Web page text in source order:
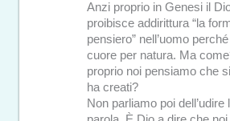
Anzi proprio in Genesi il
proibisce addirittura “la
pensiero” nell’uomo
cuore per natura. Ma
proprio noi pensiamo che
ha creati?
Non parliamo poi